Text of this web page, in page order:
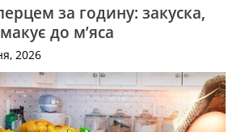
за годину: закуска,
до м’яса
2026